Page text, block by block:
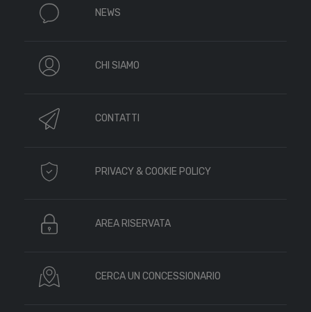
NEWS
CHI SIAMO
CONTATTI
PRIVACY & COOKIE POLICY
AREA RISERVATA
CERCA UN CONCESSIONARIO